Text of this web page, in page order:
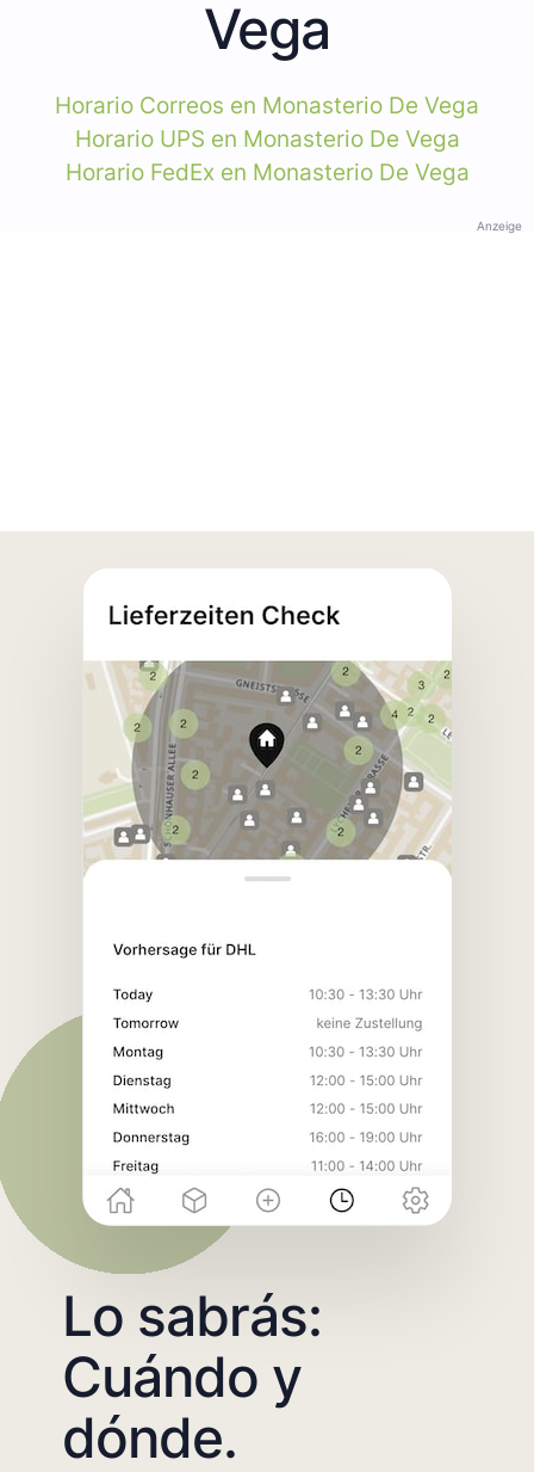
Vega
Horario Correos en Monasterio De Vega
Horario UPS en Monasterio De Vega
Horario FedEx en Monasterio De Vega
Anzeige
Lo sabrás:
Cuándo y
dónde.